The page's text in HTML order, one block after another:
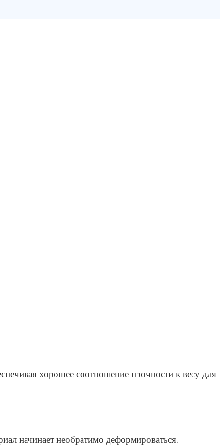
хорошее соотношение прочности к весу для
начинает необратимо деформироваться.